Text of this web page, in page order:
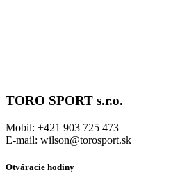
TORO SPORT s.r.o.
Mobil: +421 903 725 473
E-mail: wilson@torosport.sk
Otváracie hodiny